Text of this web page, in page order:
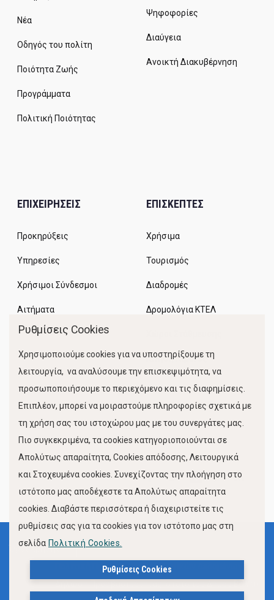
Νέα
Οδηγός του πολίτη
Ποιότητα Ζωής
Προγράμματα
Πολιτική Ποιότητας
Ψηφοφορίες
Διαύγεια
Ανοικτή Διακυβέρνηση
ΕΠΙΧΕΙΡΗΣΕΙΣ
Προκηρύξεις
Υπηρεσίες
Χρήσιμοι Σύνδεσμοι
Αιτήματα
ΕΠΙΣΚΕΠΤΕΣ
Χρήσιμα
Τουρισμός
Διαδρομές
Δρομολόγια ΚΤΕΛ
Κίνηση Λιμένος
FOLLOW US
Όροι Χρήσης
Πολιτική Προστασίας Προσωπικών Δεδομένων
Ρυθμίσεις Cookies
Χρησιμοποιούμε cookies για να υποστηρίξουμε τη
λειτουργία, να αναλύσουμε την επισκεψιμότητα, να
προσωποποιήσουμε το περιεχόμενο και τις διαφημίσεις.
Επιπλέον, μπορεί να μοιραστούμε πληροφορίες σχετικά με
τη χρήση σας του ιστοχώρου μας με του συνεργάτες μας.
Πιο συγκεκριμένα, τα cookies κατηγοριοποιούνται σε
Απολύτως απαραίτητα, Cookies απόδοσης, Λειτουργικά
και Στοχευμένα cookies. Συνεχίζοντας την πλοήγηση στο
ιστότοπο μας αποδέχεστε τα Απολύτως απαραίτητα
cookies. Διαβάστε περισσότερα ή διαχειριστείτε τις
ρυθμίσεις σας για τα cookies για τον ιστότοπο μας στη
σελίδα Πολιτική Cookies.
Ρυθμίσεις Cookies